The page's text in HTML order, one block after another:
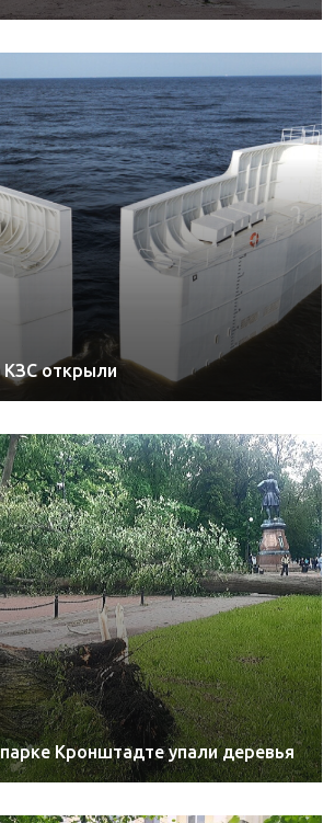
КЗС открыли
Кронштадте упали деревья